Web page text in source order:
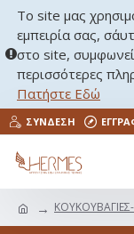
Το site μας
εμπειρία σας,
στο site,
περισσότερες
Πατήστε Εδώ
ΣΎΝΔΕΣΗ